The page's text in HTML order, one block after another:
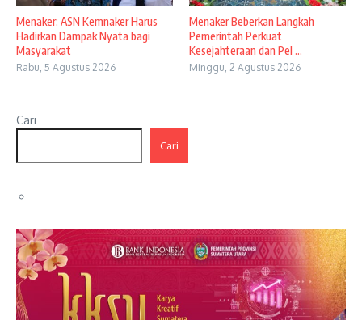
Menaker: ASN Kemnaker Harus
Hadirkan Dampak Nyata bagi
Masyarakat
Rabu, 5 Agustus 2026
Menaker Beberkan Langkah
Pemerintah Perkuat
Kesejahteraan dan Pel ...
Minggu, 2 Agustus 2026
Cari
Cari